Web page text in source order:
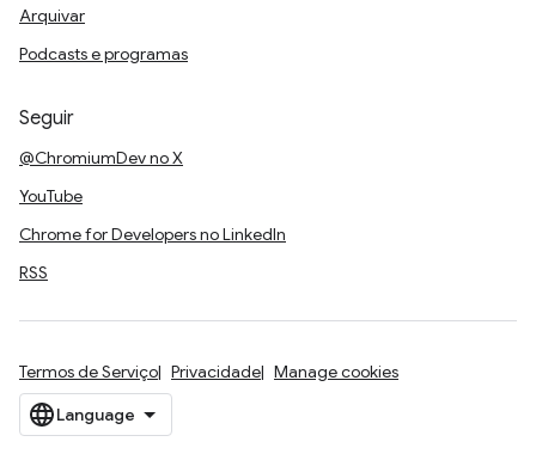
Arquivar
Podcasts e programas
Seguir
@ChromiumDev no X
YouTube
Chrome for Developers no LinkedIn
RSS
Termos de Serviço Privacidade Manage cookies